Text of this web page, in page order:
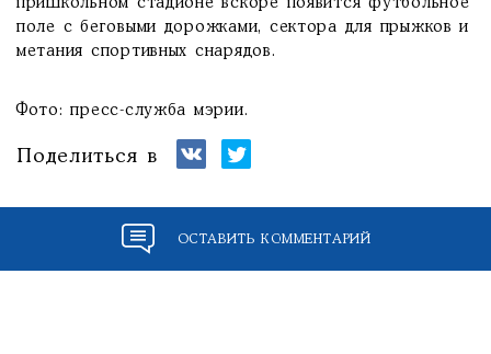
пришкольном стадионе вскоре появится футбольное
поле с беговыми дорожками, сектора для прыжков и
метания спортивных снарядов.
Фото: пресс-служба мэрии.
Поделиться в
ОСТАВИТЬ КОММЕНТАРИЙ